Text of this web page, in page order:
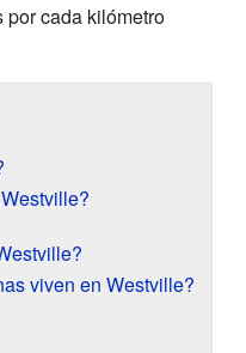
por cada kilómetro
viven en Westville?